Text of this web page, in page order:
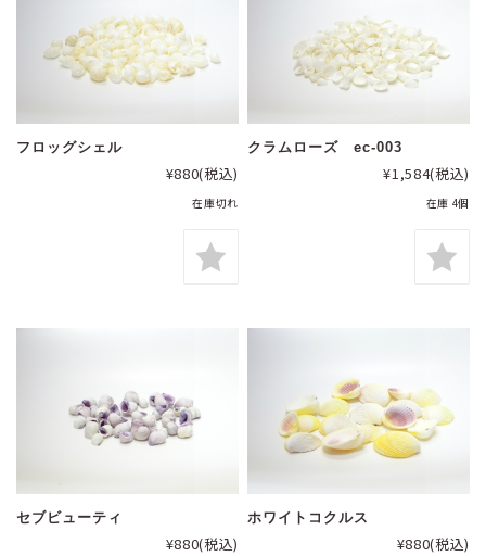
フロッグシェル
¥880(税込)
在庫切れ
クラムローズ ec-003
¥1,584(税込)
在庫 4個
セブビューティ
¥880(税込)
ホワイトコクルス
¥880(税込)